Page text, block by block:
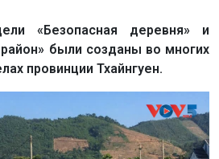
«Безопасная деревня» и
были созданы во многих
провинции Тхайнгуен.